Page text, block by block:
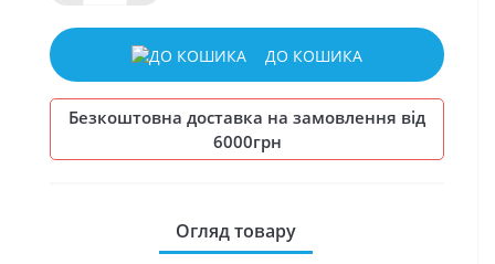
ДО КОШИКА
Безкоштовна доставка на замовлення від
6000грн
Огляд товару